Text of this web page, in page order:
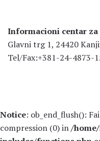
Informacioni centar
Glavni trg 1, 24420
Tel/Fax:+381-24-4873-
Notice: ob_end_flush():
compression (0) in/